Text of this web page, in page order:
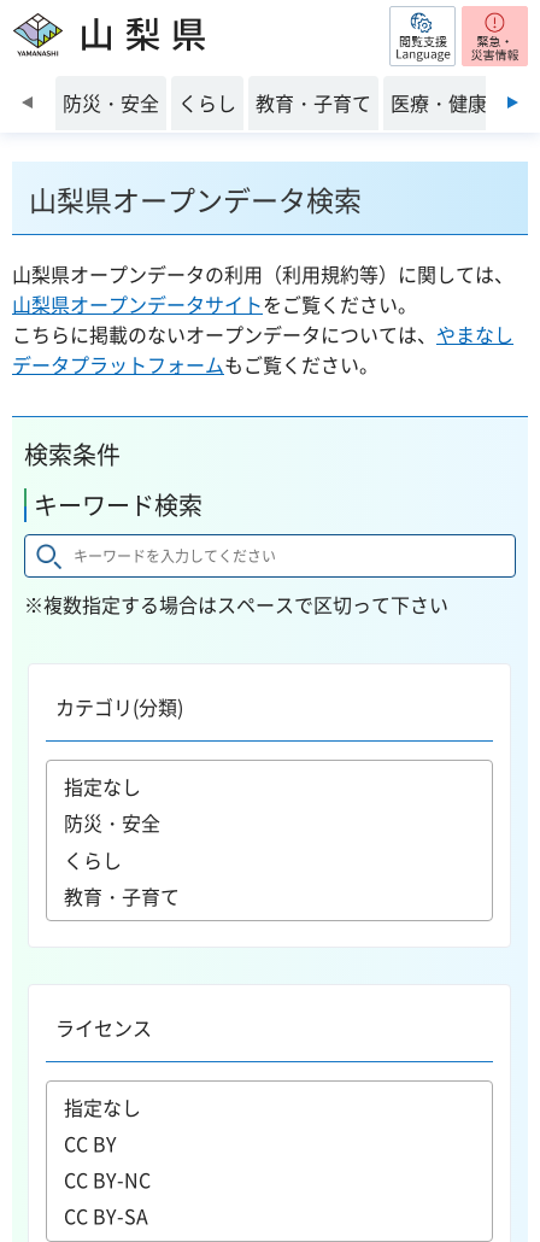
山梨県 閲覧支援
前のスライドを表示
防災・安全 くらし 教育・子育て 医療・健康・福
山梨県オープンデータ検索
山梨県オープンデータの利用（利用規約等）に関しては、
山梨県オープンデータサイトをご覧ください。
こちらに掲載のないオープンデータについては、 やまなし
データプラットフォームもご覧ください。
検索条件
キーワード検索
※複数指定する場合はスペースで区切って下さい
カテゴリ(分類)
ライセンス